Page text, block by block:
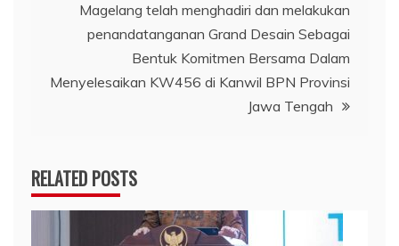
Magelang telah menghadiri dan melakukan
penandatanganan Grand Desain Sebagai
Bentuk Komitmen Bersama Dalam
Menyelesaikan KW456 di Kanwil BPN Provinsi
Jawa Tengah
RELATED POSTS